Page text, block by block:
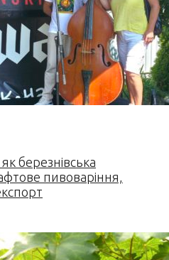
березнівська
пивоваріння,